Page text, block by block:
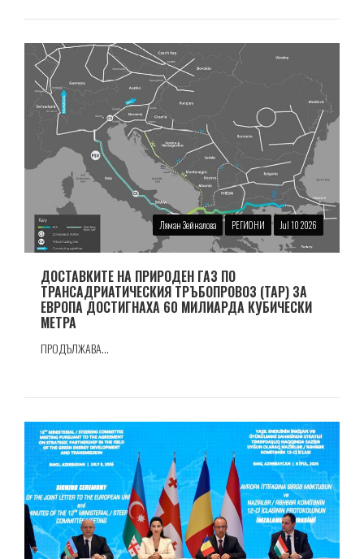
Ляман Зейналова РЕГИОНИ Jul 10 2026
ДОСТАВКИТЕ НА ПРИРОДЕН ГАЗ ПО
ТРАНСАДРИАТИЧЕСКИЯ ТРЪБОПРОВОЗ (TAP) ЗА
ЕВРОПА ДОСТИГНАХА 60 МИЛИАРДА КУБИЧЕСКИ
МЕТРА
ПРОДЪЛЖАВА...